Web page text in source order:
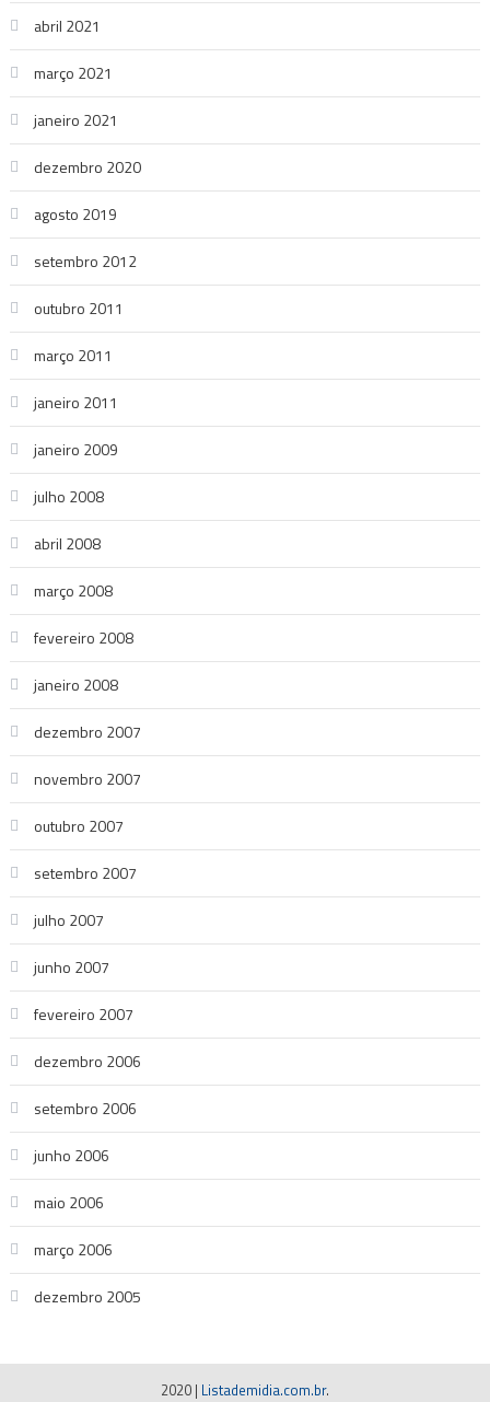
abril 2021
março 2021
janeiro 2021
dezembro 2020
agosto 2019
setembro 2012
outubro 2011
março 2011
janeiro 2011
janeiro 2009
julho 2008
abril 2008
março 2008
fevereiro 2008
janeiro 2008
dezembro 2007
novembro 2007
outubro 2007
setembro 2007
julho 2007
junho 2007
fevereiro 2007
dezembro 2006
setembro 2006
junho 2006
maio 2006
março 2006
dezembro 2005
2020 | Listademidia.com.br.